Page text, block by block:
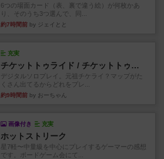
6つの場面カード（表、裏で違う絵）が何枚かあ
り、そのうち3つ選んで、同...
約7時間前 by ジェイとと
充実
チケットトゥライド / チケットトゥライドアメリカ
デジタルソロプレイ。元祖チケライ？マップがた
くさん出てるからどれをプレ...
約9時間前 by おーちゃん
画像付き 充実
ホットストリーク
星7軽〜中量級を中心にプレイするゲーマーの感想
です。ボードゲーム会にて...